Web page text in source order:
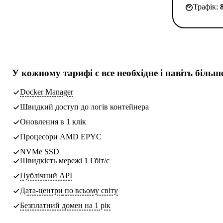
Трафік:
У кожному тарифі є все необхідне і навіть
Docker Manager
Швидкий доступ до логів контейнера
Оновлення в 1 клік
Процесори AMD EPYC
NVMe SSD
Швидкість мережі 1 Гбіт/с
Публічний API
Дата-центри по всьому світу
Безплатний домен на 1 рік